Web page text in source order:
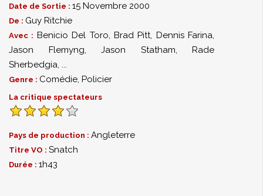
Date de Sortie : 15 Novembre 2000
De : Guy Ritchie
Avec : Benicio Del Toro, Brad Pitt, Dennis Farina,
Jason Flemyng, Jason Statham, Rade
Sherbedgia, ...
Genre : Comédie, Policier
La critique spectateurs
Pays de production : Angleterre
Titre VO : Snatch
Durée : 1h43